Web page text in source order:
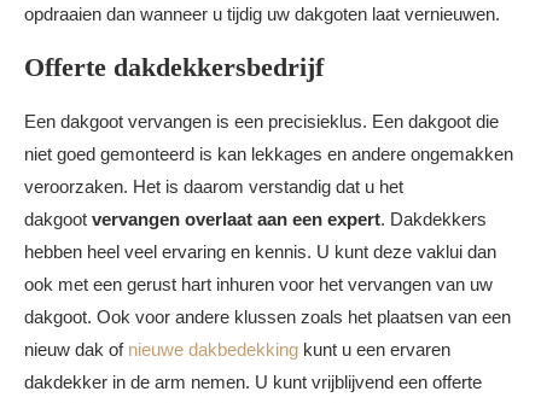
opdraaien dan wanneer u tijdig uw dakgoten laat vernieuwen.
Offerte dakdekkersbedrijf
Een dakgoot vervangen is een precisieklus. Een dakgoot die
niet goed gemonteerd is kan lekkages en andere ongemakken
veroorzaken. Het is daarom verstandig dat u het
dakgoot vervangen overlaat aan een expert. Dakdekkers
hebben heel veel ervaring en kennis. U kunt deze vaklui dan
ook met een gerust hart inhuren voor het vervangen van uw
dakgoot. Ook voor andere klussen zoals het plaatsen van een
nieuw dak of nieuwe dakbedekking kunt u een ervaren
dakdekker in de arm nemen. U kunt vrijblijvend een offerte